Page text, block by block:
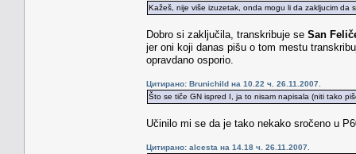
Kažeš, nije više izuzetak, onda mogu li da zakljucim da
Dobro si zaključila, transkribuje se San
jer oni koji danas pišu o tom mestu
opravdano osporio.
Цитирано: Brunichild на 10.22 ч. 26.11.2007.
Što se tiče GN ispred I, ja to nisam napisala (niti tako
Učinilo mi se da je tako nekako sročeno u
Цитирано: alcesta на 14.18 ч. 26.11.2007.